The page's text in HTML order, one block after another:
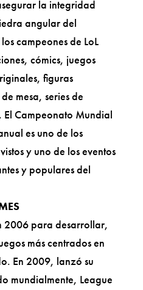
la integridad
angular del
campeones de LoL
cómics, juegos
figuras
mesa, series de
El Campeonato Mundial
es uno de los
y uno de los eventos
y populares del
2006 para desarrollar,
más centrados en
En 2009, lanzó su
mundialmente, League